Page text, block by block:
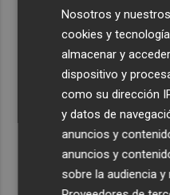
324 habitaciones
Estos son los estrenos
de la comedia 'El último
'La Patrulla Canina'
Nosotros y
cookies y
almacenar y
dispositivo y
como su dirección
y datos de
anuncios y
anuncios y
sobre la audiencia